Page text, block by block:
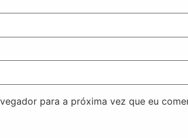
para a próxima vez que eu